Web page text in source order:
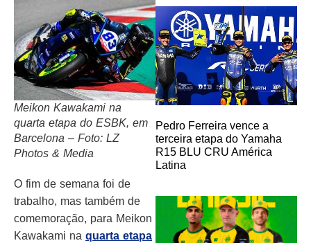
Meikon Kawakami na
quarta etapa do ESBK, em
Barcelona – Foto: LZ
Photos & Media
O fim de semana foi de
trabalho, mas também de
comemoração, para Meikon
Kawakami na quarta etapa
Pedro Ferreira vence a
terceira etapa do Yamaha
R15 BLU CRU América
Latina